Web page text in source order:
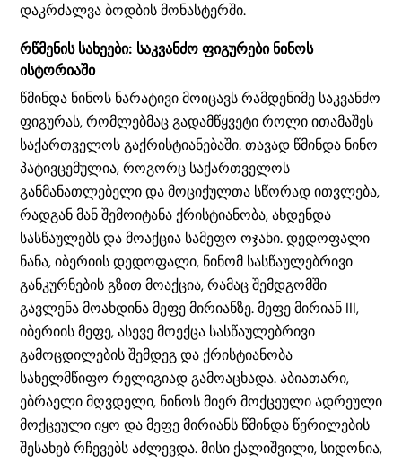
დაკრძალვა ბოდბის მონასტერში.
რწმენის სახეები: საკვანძო ფიგურები ნინოს
ისტორიაში
წმინდა ნინოს ნარატივი მოიცავს რამდენიმე საკვანძო
ფიგურას, რომლებმაც გადამწყვეტი როლი ითამაშეს
საქართველოს გაქრისტიანებაში. თავად წმინდა ნინო
პატივცემულია, როგორც საქართველოს
განმანათლებელი და მოციქულთა სწორად ითვლება,
რადგან მან შემოიტანა ქრისტიანობა, ახდენდა
სასწაულებს და მოაქცია სამეფო ოჯახი. დედოფალი
ნანა, იბერიის დედოფალი, ნინომ სასწაულებრივი
განკურნების გზით მოაქცია, რამაც შემდგომში
გავლენა მოახდინა მეფე მირიანზე. მეფე მირიან III,
იბერიის მეფე, ასევე მოექცა სასწაულებრივი
გამოცდილების შემდეგ და ქრისტიანობა
სახელმწიფო რელიგიად გამოაცხადა. აბიათარი,
ებრაელი მღვდელი, ნინოს მიერ მოქცეული ადრეული
მოქცეული იყო და მეფე მირიანს წმინდა წერილების
შესახებ რჩევებს აძლევდა. მისი ქალიშვილი, სიდონია,